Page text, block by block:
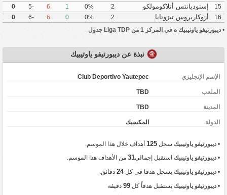
15
إستوديانتس أتلاكومولكو 2
0%
1
6
-5
0
16
أزوكاريروس تيزونابا 2
0%
0
6
-6
0
• ديبورتيفو ياوتيبيك ه في المركز 1 من Liga TDP جدول
نبذة عن ديبورتيفو ياوتيبيك
الإسم الإنجليزي Club Deportivo Yautepec
الملعب TBD
المدينة TBD
‏الدولة المكسيك
• ديبورتيفو ياوتيبيك سجل 125 أهداف خلال هذا الموسم.
• ديبورتيفو ياوتيبيك استقبل إجمالي31من الأهداف هذا الموسم.
• ديبورتيفو ياوتيبيك يسجل هدفا في كل24دقائق.
• ديبورتيفو ياوتيبيك يستقبل هدفاً كل 99دقيقة